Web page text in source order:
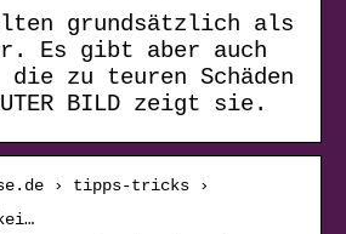
grundsätzlich als
Es gibt aber auch
zu teuren Schäden
BILD zeigt sie.
› tipps-tricks ›